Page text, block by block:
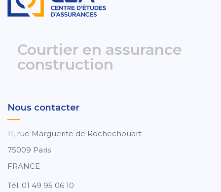
Courtier en assurance
construction
Nous contacter
11, rue Marguerite de Rochechouart
75009 Paris
FRANCE
Tél. 01 49 95 06 10